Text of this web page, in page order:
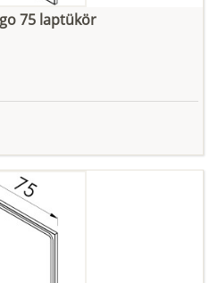
75 laptükör